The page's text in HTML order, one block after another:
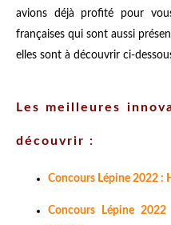
avions déjà profité pour
françaises qui sont aussi
elles sont à découvrir ci-
Les meilleures
découvrir :
Concours Lépine 2022 :
Concours Lépine